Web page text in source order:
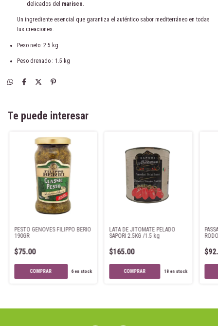
delicados del marisco.
Un ingrediente esencial que garantiza el auténtico sabor mediterráneo en todas
tus creaciones.
Peso neto: 2.5 kg
Peso drenado : 1.5 kg
Te puede interesar
PESTO GENOVES FILIPPO BERIO
190GR
$75.00
6en stock
LATA DE JITOMATE PELADO
SAPORI 2.5KG /1.5 kg
$165.00
18 en stock